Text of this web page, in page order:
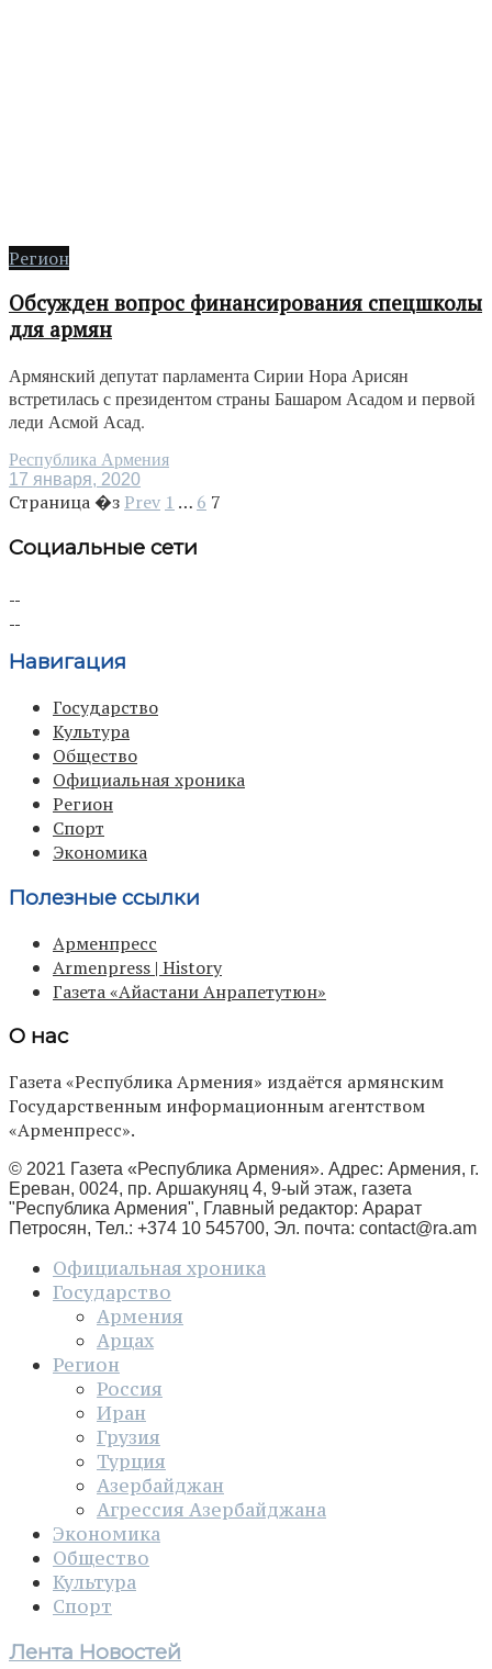
Регион
Обсужден вопрос финансирования спецшколы
для армян
Армянский депутат парламента Сирии Нора Арисян
встретилась с президентом страны Башаром Асадом и первой
леди Асмой Асад.
Республика Армения
17 января, 2020
Страница �з Prev 1 … 6 7
Социальные сети
Навигация
Государство
Культура
Общество
Официальная хроника
Регион
Спорт
Экономика
Полезные ссылки
Арменпресс
Armenpress | History
Газета «Айастани Анрапетутюн»
О нас
Газета «Республика Армения» издаётся армянским
Государственным информационным агентством
«Арменпресс».
© 2021 Газета «Республика Армения». Адрес: Армения, г.
Ереван, 0024, пр. Аршакуняц 4, 9-ый этаж, газета
"Республика Армения", Главный редактор: Арарат
Петросян, Тел.: +374 10 545700, Эл. почта: contact@ra.am
Официальная хроника
Государство
Армения
Арцах
Регион
Россия
Иран
Грузия
Турция
Азербайджан
Агрессия Азербайджана
Экономика
Общество
Культура
Спорт
Лента Новостей